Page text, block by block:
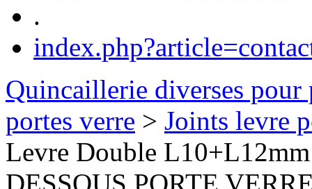
.
Quincaillerie diverses pour
portes verre > Joints levre
Levre Double